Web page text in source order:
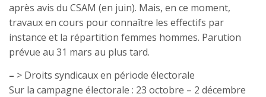
après avis du CSAM (en juin). Mais, en ce moment,
travaux en cours pour connaître les effectifs par
instance et la répartition femmes hommes. Parution
prévue au 31 mars au plus tard.
– > Droits syndicaux en période électorale
Sur la campagne électorale : 23 octobre – 2 décembre